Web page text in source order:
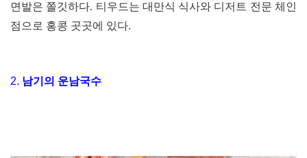
면발은 쫄깃하다. 티우드는 대만식 식사와 디저트 전문 체인
점으로 홍콩 곳곳에 있다.
2. 남기의 운남국수